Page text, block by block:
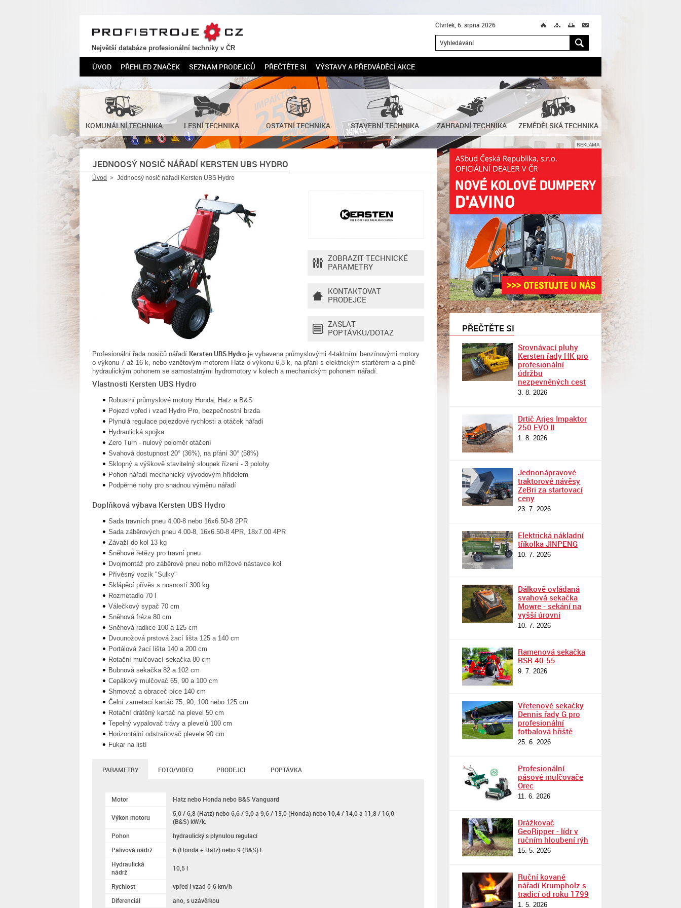
PROFISTROJE.CZ
Největší databáze profesionální techniky v ČR
Čtvrtek, 6. srpna 2026 Ú M T M
H
ÚVOD PŘEHLED ZNAČEK SEZNAM PRODEJCŮ PŘEČTĚTE SI VÝSTAVY A PŘEDVÁDĚCÍ AKCE
KOMUNÁLNÍ TECHNIKA LESNÍ TECHNIKA OSTATNÍ TECHNIKA STAVEBNÍ TECHNIKA ZAHRADNÍ TECHNIKA ZEMĚDĚLSKÁ TECHNIKA
JEDNOOSÝ NOSIČ NÁŘADÍ KERSTEN UBS HYDRO
Úvod Jednoosý nosič nářadí Kersten UBS Hydro
ZOBRAZIT TECHNICKÉ
PARAMETRY
KONTAKTOVAT
PRODEJCE
ZASLAT
POPTÁVKU/DOTAZ
Profesionální řada nosičů nářadí Kersten UBS Hydro je vybavena průmyslovými 4-taktními benzínovými motory
o výkonu 7 až 16 k, nebo vznětovým motorem Hatz o výkonu 6,8 k, na přání s elektrickým startérem a a plně
hydraulickým pohonem se samostatnými hydromotory v kolech a mechanickým pohonem nářadí.
Vlastnosti Kersten UBS Hydro
Robustní průmyslové motory Honda, Hatz a B&S
Pojezd vpřed i vzad Hydro Pro, bezpečnostní brzda
Plynulá regulace pojezdové rychlosti a otáček nářadí
Hydraulická spojka
Zero Turn - nulový poloměr otáčení
Svahová dostupnost 20° (36%), na přání 30° (58%)
Sklopný a výškově stavitelný sloupek řízení - 3 polohy
Pohon nářadí mechanický vývodovým hřídelem
Podpěrné nohy pro snadnou výměnu nářadí
Doplňková výbava Kersten UBS Hydro
Sada travních pneu 4.00-8 nebo 16x6.50-8 2PR
Sada záběrových pneu 4.00-8, 16x6.50-8 4PR, 18x7.00 4PR
Závaží do kol 13 kg
Sněhové řetězy pro travní pneu
Dvojmontáž pro záběrové pneu nebo mřížové nástavce kol
Přívěsný vozík "Sulky"
Sklápěcí přívěs s nosností 300 kg
Rozmetadlo 70 l
Válečkový sypač 70 cm
Sněhová fréza 80 cm
Sněhová radlice 100 a 125 cm
Dvounožová prstová žací lišta 125 a 140 cm
Portálová žací lišta 140 a 200 cm
Rotační mulčovací sekačka 80 cm
Bubnová sekačka 82 a 102 cm
Cepákový mulčovač 65, 90 a 100 cm
Shrnovač a obraceč píce 140 cm
Čelní zametací kartáč 75, 90, 100 nebo 125 cm
Rotační drátěný kartáč na plevel 50 cm
Tepelný vypalovač trávy a plevelů 100 cm
Horizontální odstraňovač plevele 90 cm
Fukar na listí
PARAMETRY FOTO/VIDEO PRODEJCI POPTÁVKA
Motor Hatz nebo Honda nebo B&S Vanguard
Výkon motoru
5,0 / 6,8 (Hatz) nebo 6,6 / 9,0 a 9,6 / 13,0 (Honda) nebo 10,4 / 14,0 a 11,8 / 16,0
(B&S) kW/k.
Pohon
hydraulický s plynulou regulací
Palivová nádrž
6 (Honda + Hatz) nebo 9 (B&S) l
Hydraulická
nádrž
10,5 l
Rychlost
vpřed i vzad 0-6 km/h
Diferenciál
ano, s uzávěrkou
REKLAMA
PŘEČTĚTE SI
Srovnávací pluhy
Kersten řady HK pro
profesionální
údržbu
nezpevněných cest
3. 8. 2026
Drtič Arjes Impaktor
250 EVO II
1. 8. 2026
Jednonápravové
traktorové návěsy
ZeBri za startovací
ceny
23. 7. 2026
Elektrická nákladní
tříkolka JINPENG
10. 7. 2026
Dálkově ovládaná
svahová sekačka
Mowre - sekání na
vyšší úrovni
10. 7. 2026
Ramenová sekačka
RSR 40-55
9. 7. 2026
Vřetenové sekačky
Dennis řady G pro
profesionální
fotbalová hřiště
25. 6. 2026
Profesionální
pásové mulčovače
Orec
11. 6. 2026
Drážkovač
GeoRipper - lídr v
ručním hloubení rýh
15. 5. 2026
Ruční kované
nářadí Krumpholz s
tradicí od roku 1799
1. 5. 2026